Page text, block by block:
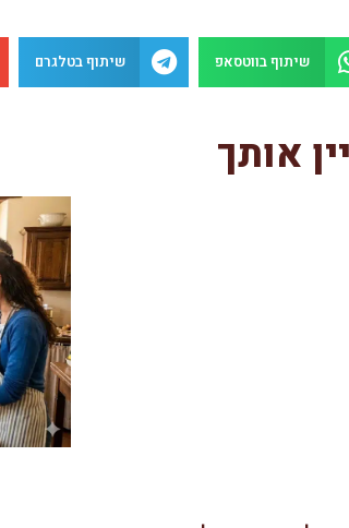
שיתוף בווטסאפ שיתוף בטלגרם
אותך